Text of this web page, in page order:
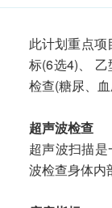
此计划重点
标(6选4)、
检查(糖尿、血
超声波检查
超声波扫描
波检查身体内